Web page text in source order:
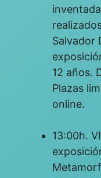
Salvador
12 años.
Plazas
online.
13:00h.